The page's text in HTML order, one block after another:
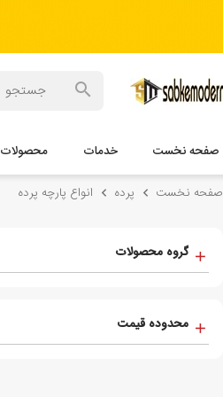
صفحه نخست خدمات محصولات
صفحه نخست پرده انواع پارچه پرده
گروه محصولات
محدوده قیمت